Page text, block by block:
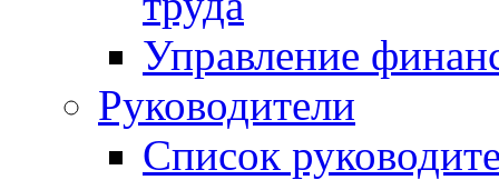
Управление
Руководители
Список